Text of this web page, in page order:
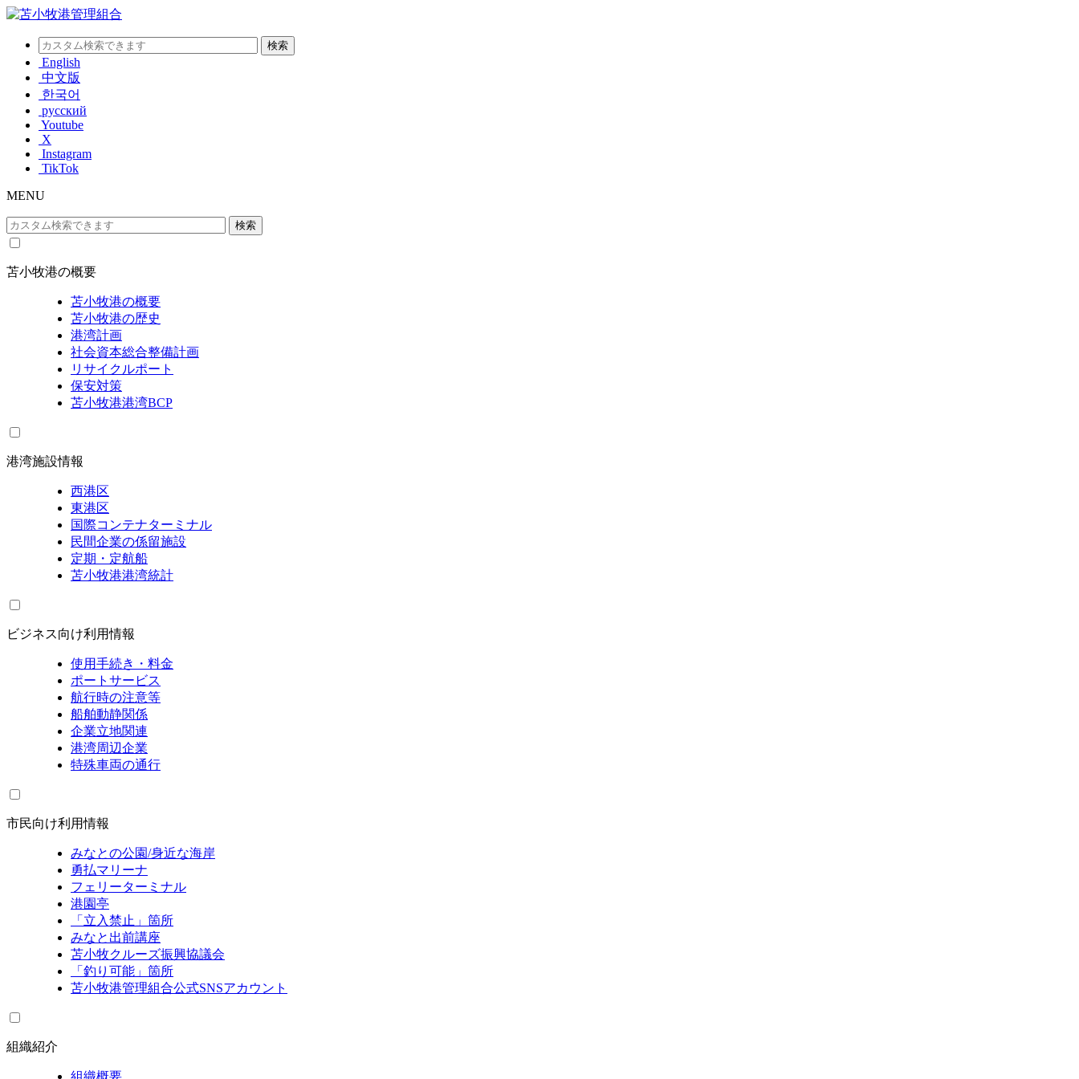
English
中文版
한국어
русский
Youtube
X
Instagram
TikTok
MENU
苫小牧港の概要
苫小牧港の概要
苫小牧港の歴史
港湾計画
社会資本総合整備計画
リサイクルポート
保安対策
苫小牧港港湾BCP
港湾施設情報
西港区
東港区
国際コンテナターミナル
民間企業の係留施設
定期・定航船
苫小牧港港湾統計
ビジネス向け利用情報
使用手続き・料金
ポートサービス
航行時の注意等
船舶動静関係
企業立地関連
港湾周辺企業
特殊車両の通行
市民向け利用情報
みなとの公園/身近な海岸
勇払マリーナ
フェリーターミナル
港園亭
「立入禁止」箇所
みなと出前講座
苫小牧クルーズ振興協議会
「釣り可能」箇所
苫小牧港管理組合公式SNSアカウント
組織紹介
組織概要